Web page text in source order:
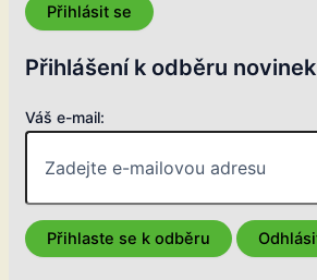
Přihlásit se
Přihlášení k odběru novinek
Váš e-mail: